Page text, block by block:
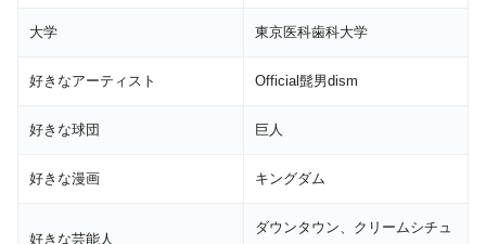
大学 東京医科歯科大学
好きなアーティスト Official髭男dism
好きな球団 巨人
好きな漫画 キングダム
好きな芸能人
ダウンタウン、クリームシチュ